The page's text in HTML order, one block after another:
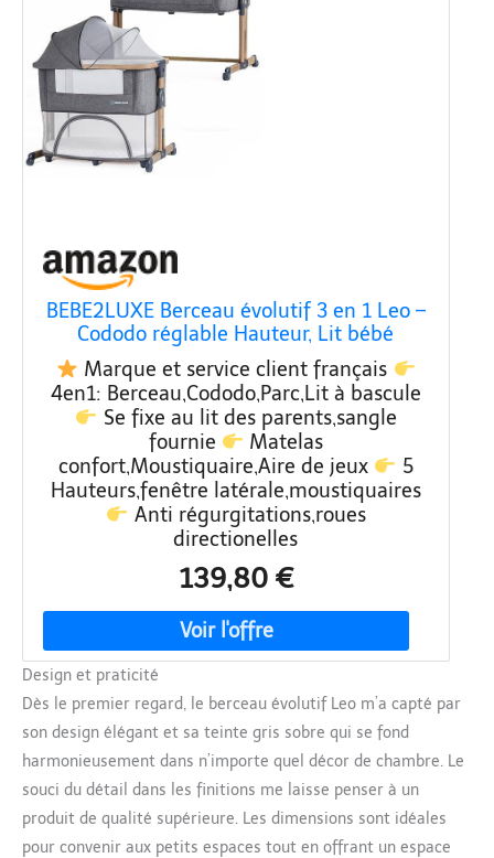
BEBE2LUXE Berceau évolutif 3 en 1 Leo –
Cododo réglable Hauteur, Lit bébé
sécurisé, Parc modulable, de la Naissance
à 36 Mois en Mode Parc – Gris
Marque et service client français
4en1: Berceau,Cododo,Parc,Lit à bascule
Se fixe au lit des parents,sangle
fournie
Matelas
confort,Moustiquaire,Aire de jeux
5
Hauteurs,fenêtre latérale,moustiquaires
Anti régurgitations,roues
directionelles
139,80 €
Design et praticité
Dès le premier regard, le berceau évolutif Leo m’a capté par
son design élégant et sa teinte gris sobre qui se fond
harmonieusement dans n’importe quel décor de chambre. Le
souci du détail dans les finitions me laisse penser à un
produit de qualité supérieure. Les dimensions sont idéales
pour convenir aux petits espaces tout en offrant un espace